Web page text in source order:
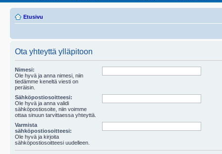
Etusivu
Ota yhteyttä ylläpitoon
Nimesi:
Ole hyvä ja anna nimesi, niin
tiedämme keneltä viesti on
peräisin.
Sähköpostiosoitteesi:
Ole hyvä ja anna validi
sähköpostiosoite, niin voimme
ottaa sinuun tarvittaessa yhteyttä.
Varmista
sähköpostiosoitteesi:
Ole hyvä ja kirjoita
sähköpostiosoitteesi uudelleen.